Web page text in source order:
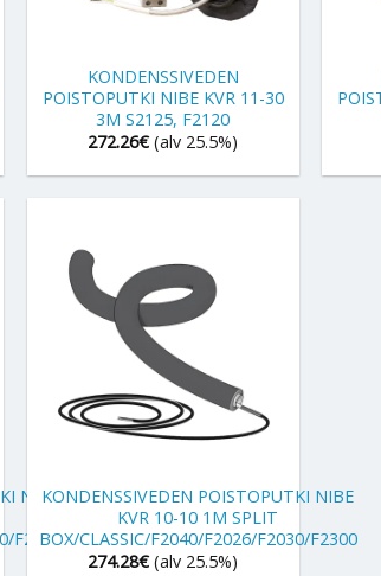
KONDENSSIVEDEN
POISTOPUTKI NIBE KVR 11-30
3M S2125, F2120
272.26€ (alv 25.5%)
NIBE
F2300
KONDENSSIVEDEN POISTOPUTKI NIBE
KVR 10-10 1M SPLIT
BOX/CLASSIC/F2040/F2026/F2030/F2300
274.28€ (alv 25.5%)